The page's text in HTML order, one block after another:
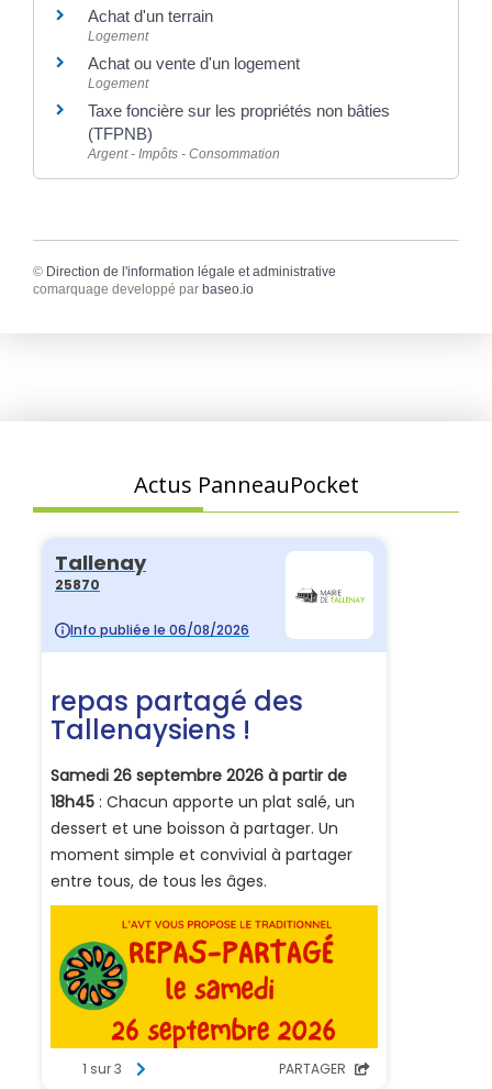
Achat d'un terrain
Logement
Achat ou vente d'un logement
Logement
Taxe foncière sur les propriétés non bâties
(TFPNB)
Argent - Impôts - Consommation
© Direction de l'information légale et administrative
comarquage developpé par baseo.io
Actus PanneauPocket